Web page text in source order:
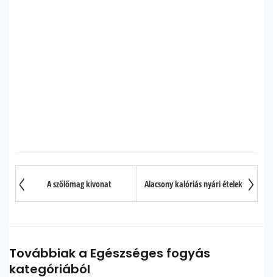
A szőlőmag kivonat Alacsony kalóriás nyári ételek
Továbbiak a Egészséges fogyás
kategóriából